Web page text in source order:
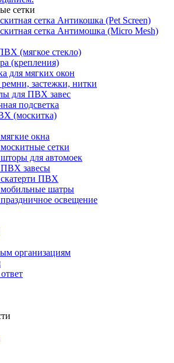
сетки
сетка Антикошка (Pet Screen)
сетка Антимошка (Micro Mesh)
(мягкое стекло)
(крепления)
для мягких окон
застежки, нитки
для ПВХ завес
подсветка
(москитка)
окна
сетки
для автомоек
завесы
ПВХ
шатры
освещение
организациям